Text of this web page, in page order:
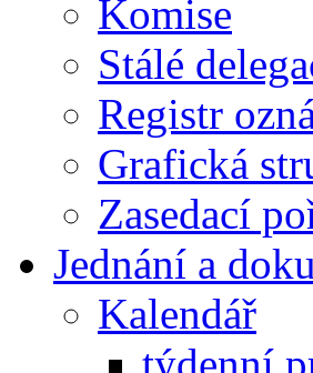
Komise
Stálé
Registr
Grafická
Zasedací
Jednání a
Kalendář
týdenní